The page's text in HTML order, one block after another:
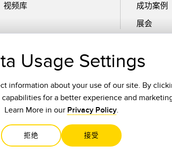
视频库
成功案例
展会
电子邮件
Usage Settings
information about your use of our site. By
for a better experience and
Learn More in our Privacy Policy.
拒绝 接受